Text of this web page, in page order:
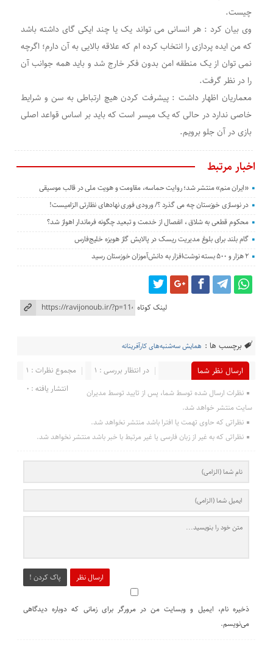
چیست.
وی بیان کرد : هر انسانی می تواند یک یا چند ایکی گای داشته باشد
که من ایده پردازی را انتخاب کرده ام که علاقه بالایی به آن دارم؛ اگرچه
نمی توان از یک منطقه امن بدون فکر خارج شد و باید همه جوانب آن
را در نظر گرفت.
معماریان اظهار داشت : پیشرفت کردن هیچ ارتباطی به سن و شرایط
خاصی ندارد در حالی که یک میسر است که باید بر اساس قواعد اصلی
بازی در آن جلو برویم.
اخبار مرتبط
«ایران منم» منتشر شد؛ روایت حماسه، مقاومت و هویت ملی در قالب موسیقی
در نوسازی خوزستان چه می گذرد ؟/ ورودی فوری نهادهای نظارتی الزامیست!
محکوم قطعی به شلاق ، انفصال از خدمت و تبعید چگونه فرماندار اهواز شد؟
گام بلند برای بلوغ مدیریت ریسک در پالایش گاز هویزه خلیج‌فارس
۲ هزار و ۵۰۰ بسته نوشت‌افزار به دانش‌آموزان خوزستان رسید
لینک کوتاه
برچسب ها : همایش سه‌شنبه‌های کارآفرینانه
ارسال نظر شما مجموع نظرات : 1
در انتظار بررسی : 1
انتشار یافته : 0
نظرات ارسال شده توسط شما، پس از تایید توسط مدیران
سایت منتشر خواهد شد.
نظراتی که حاوی تهمت یا افترا باشد منتشر نخواهد شد.
نظراتی که به غیر از زبان فارسی یا غیر مرتبط با خبر باشد منتشر نخواهد شد.
ارسال نظر پاک کردن !
ذخیره نام، ایمیل و وبسایت من در مرورگر برای زمانی که دوباره دیدگاهی
می‌نویسم.